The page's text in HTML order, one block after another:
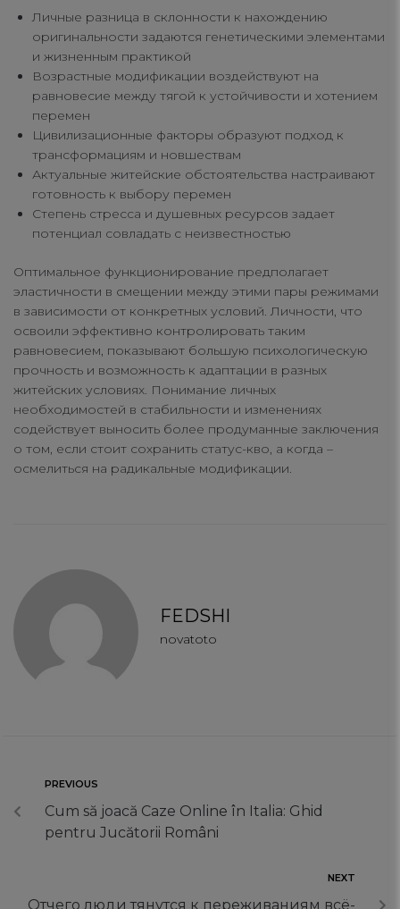
Личные разница в склонности к нахождению
оригинальности задаются генетическими элементами
и жизненным практикой
Возрастные модификации воздействуют на
равновесие между тягой к устойчивости и хотением
перемен
Цивилизационные факторы образуют подход к
трансформациям и новшествам
Актуальные житейские обстоятельства настраивают
готовность к выбору перемен
Степень стресса и душевных ресурсов задает
потенциал совладать с неизвестностью
Оптимальное функционирование предполагает
эластичности в смещении между этими пары режимами
в зависимости от конкретных условий. Личности, что
освоили эффективно контролировать таким
равновесием, показывают большую психологическую
прочность и возможность к адаптации в разных
житейских условиях. Понимание личных
необходимостей в стабильности и изменениях
содействует выносить более продуманные заключения
о том, если стоит сохранить статус-кво, а когда –
осмелиться на радикальные модификации.
FEDSHI
novatoto
PREVIOUS
Cum să joacă Caze Online în Italia: Ghid
pentru Jucătorii Români
NEXT
Отчего люди тянутся к переживаниям всё-